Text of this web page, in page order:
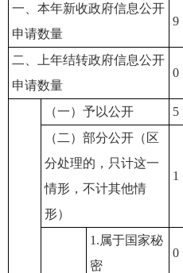
一、本年新收政府信息公开
申请数量
9
二、上年结转政府信息公开
申请数量
0
（一）予以公开 5
（二）部分公开（区
分处理的，只计这一
情形，不计其他情
形）
1
1.属于国家秘
密
0